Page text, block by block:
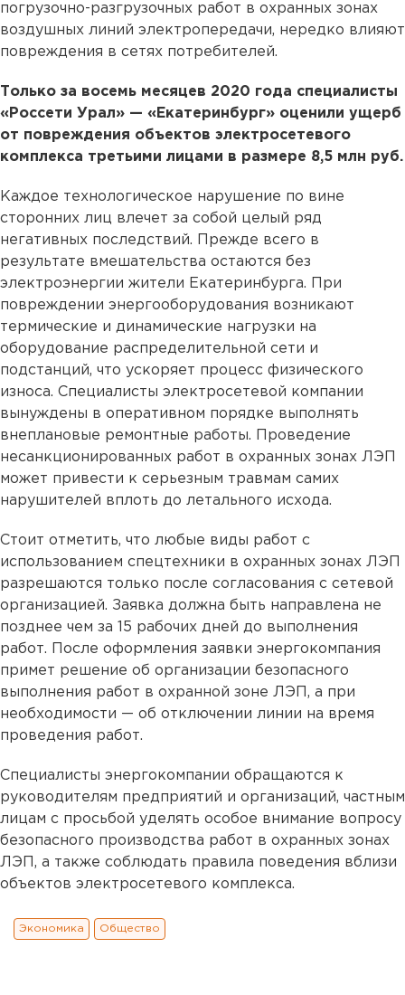
погрузочно-разгрузочных работ в охранных зонах
воздушных линий электропередачи, нередко влияют
повреждения в сетях потребителей.
Только за восемь месяцев 2020 года специалисты
«Россети Урал» — «Екатеринбург» оценили ущерб
от повреждения объектов электросетевого
комплекса третьими лицами в размере 8,5 млн руб.
Каждое технологическое нарушение по вине
сторонних лиц влечет за собой целый ряд
негативных последствий. Прежде всего в
результате вмешательства остаются без
электроэнергии жители Екатеринбурга. При
повреждении энергооборудования возникают
термические и динамические нагрузки на
оборудование распределительной сети и
подстанций, что ускоряет процесс физического
износа. Специалисты электросетевой компании
вынуждены в оперативном порядке выполнять
внеплановые ремонтные работы. Проведение
несанкционированных работ в охранных зонах ЛЭП
может привести к серьезным травмам самих
нарушителей вплоть до летального исхода.
Стоит отметить, что любые виды работ с
использованием спецтехники в охранных зонах ЛЭП
разрешаются только после согласования с сетевой
организацией. Заявка должна быть направлена не
позднее чем за 15 рабочих дней до выполнения
работ. После оформления заявки энергокомпания
примет решение об организации безопасного
выполнения работ в охранной зоне ЛЭП, а при
необходимости — об отключении линии на время
проведения работ.
Специалисты энергокомпании обращаются к
руководителям предприятий и организаций, частным
лицам с просьбой уделять особое внимание вопросу
безопасного производства работ в охранных зонах
ЛЭП, а также соблюдать правила поведения вблизи
объектов электросетевого комплекса.
Экономика Общество